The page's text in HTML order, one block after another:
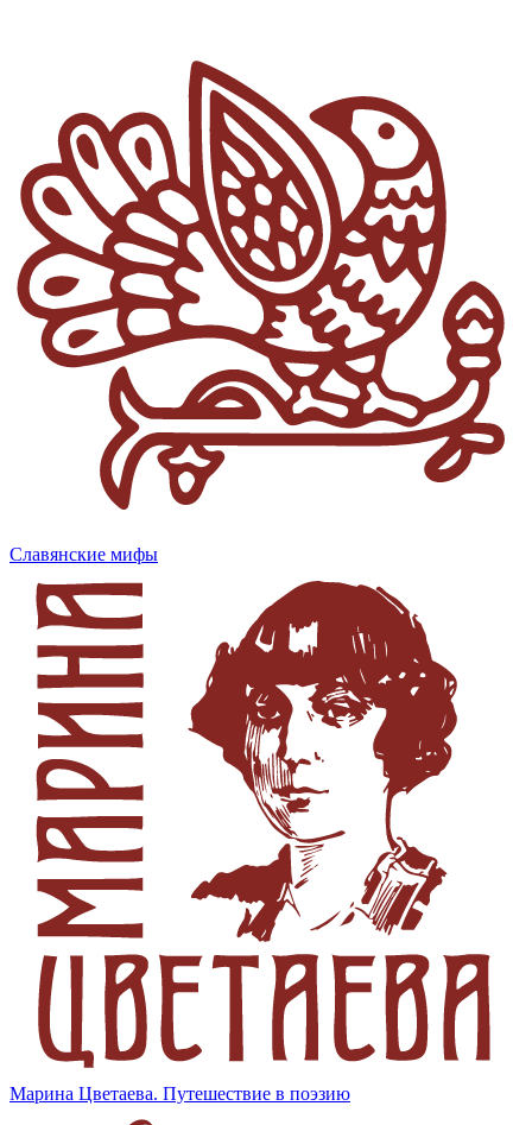
Славянские мифы
Марина Цветаева. Путешествие в поэзию